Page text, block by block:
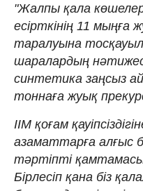
"Жалпы қала
есірткінің 11 мыңға
таралуына
шаралардың
синтетика заңсыз
тоннаға жуық
ІІМ қоғам
азаматтарға алғыс
тәртіпті
Бірлесіп қана біз